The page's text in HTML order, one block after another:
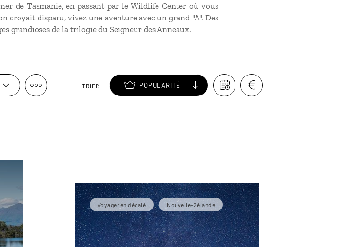
de Tasmanie, en passant par le Wildlife Center où vous
croyait disparu, vivez une aventure avec un grand "A". Des
grandioses de la trilogie du Seigneur des Anneaux.
TRIER POPULARITÉ
Voyager en décalé Nouvelle-Zélande